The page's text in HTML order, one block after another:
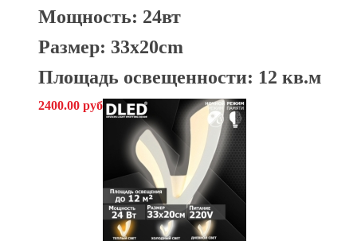
Мощность: 24вт
Размер: 33x20cm
Площадь освещенности: 12 кв.м
2400.00 руб